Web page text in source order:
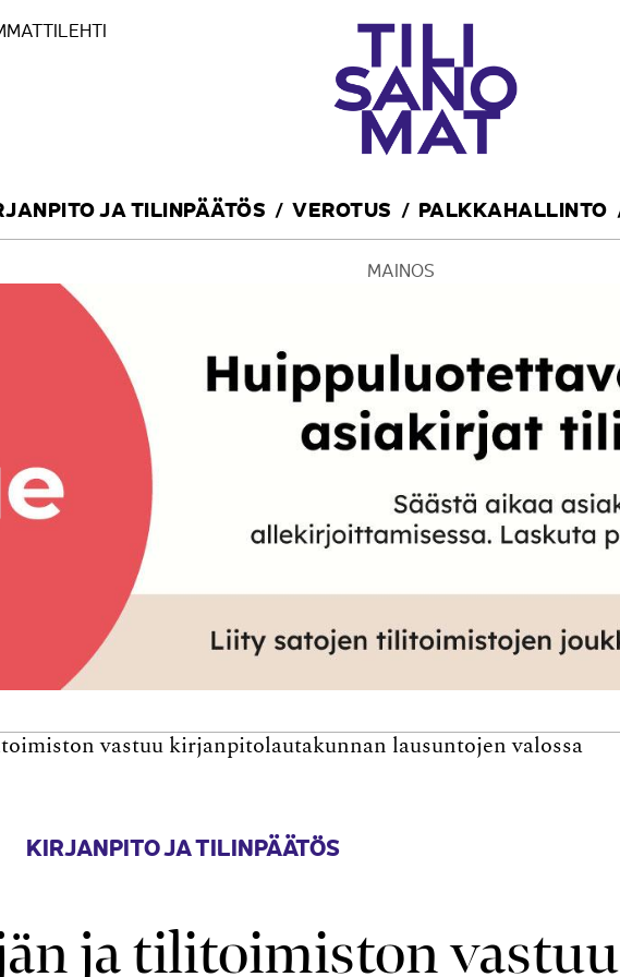
JA TILINPÄÄTÖS VEROTUS PALKKAHALLINTO
MAINOS
vastuu kirjanpitolautakunnan lausuntojen valossa
KIRJANPITO JA TILINPÄÄTÖS
ja tilitoimiston vastuu